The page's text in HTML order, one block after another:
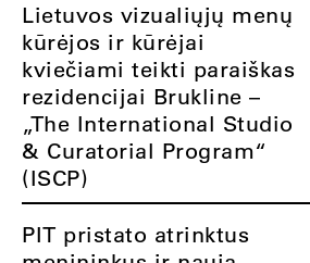
Lietuvos vizualiųjų menų
kūrėjos ir kūrėjai
kviečiami teikti paraiškas
rezidencijai Brukline –
„The International Studio
& Curatorial Program“
(ISCP)
PIT pristato atrinktus